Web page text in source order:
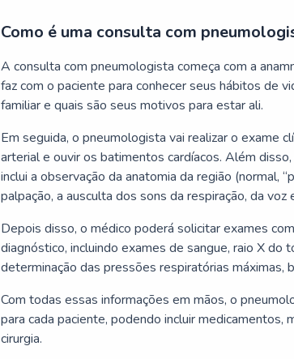
Como é uma consulta com
A consulta com pneumologista começa com a
faz com o paciente para conhecer seus hábitos de
familiar e quais são seus motivos para estar ali.
Em seguida, o pneumologista vai realizar o exame
arterial e ouvir os batimentos cardíacos. Além
inclui a observação da anatomia da região (normal,
palpação, a ausculta dos sons da respiração, da
Depois disso, o médico poderá solicitar exames
diagnóstico, incluindo exames de sangue, raio X do
determinação das pressões respiratórias máximas,
Com todas essas informações em mãos, o
para cada paciente, podendo incluir medicamentos,
cirurgia.